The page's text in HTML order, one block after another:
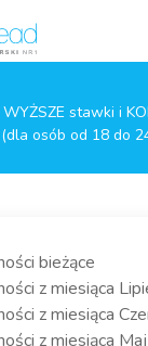
stawki i
osób od 18 do
bieżące
z miesiąca
z miesiąca
z miesiąca Maj